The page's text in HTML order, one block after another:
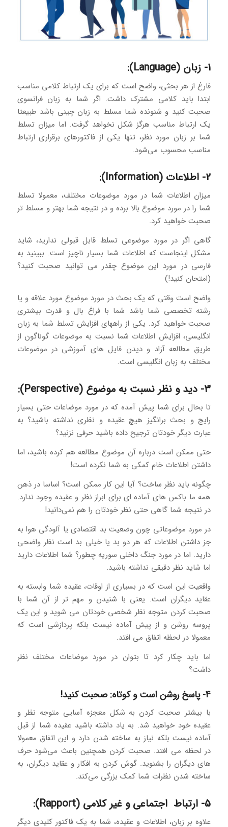
1- زبان (Language):
فارغ از هر بحثی، واضح است که برای یک ارتباط کلامی مناسب
ابتدا باید کلامی مشترک داشت. اگر شما به زبان فرانسوی
صحبت کنید و شنونده شما مسلط به زبان چینی باشد طبیعتا
یک ارتباط مناسب هرگز شکل نخواهد گرفت. اما میزان تسلط
شما بر زبان مورد نظر، تنها یکی از فاکتورهای برقراری ارتباط
مناسب محسوب می‌شود.
2- اطلاعات (Information):
میزان اطلاعات شما در مورد موضوعات مختلف، معمولا تسلط
شما را در مورد موضوع بالا برده و در نتیجه شما بهتر و مسلط تر
صحبت خواهید کرد.
گاهی اگر در مورد موضوعی تسلط قابل قبولی ندارید، شاید
مشکل اینجاست که اطلاعات شما بسیار ناچیز است. ببینید به
فارسی در مورد این موضوع چقدر می توانید صحبت کنید؟
(امتحان کنید!)
واضح است وقتی که یک بحث در مورد موضوع مورد علاقه و یا
رشته تخصصی شما باشد شما با فراغ بال و قدرت بیشتری
صحبت خواهید کرد. یکی از راههای افزایش تسلط شما به زبان
انگلیسی، افزایش اطلاعات شما نسبت به موضوعات گوناگون از
طریق مطالعه آزاد و دیدن فایل های آموزشی در موضوعات
مختلف به زبان انگلیسی است.
3- دید و نظر نسبت به موضوع (Perspective):
تا بحال برای شما پیش آمده که در مورد موضاعات حتی بسیار
رایج و بحث برانگیز هیچ عقیده و نظری نداشته باشید؟ به
عبارت دیگر خودتان ترجیح داده باشید حرفی نزنید؟
حتی ممکن است درباره آن موضوع مطالعه هم کرده باشید، اما
داشتن اطلاعات خام کمکی به شما نکرده است!
چگونه باید نظر ساخت؟ آیا این کار ممکن است؟ اساسا در ذهن
همه ما باکس های آماده ای برای ابراز نظر و عقیده وجود ندارد.
در نتیجه شما گاهی حتی نظر خودتان را هم نمی‌دانید!
در مورد موضوعاتی چون وضعیت بد اقتصادی یا آلودگی هوا به
جز داشتن اطلاعات که هر دو بد یا خیلی بد است نظر واضحی
دارید. اما در مورد جنگ داخلی سوریه چطور؟ شما اطلاعات دارید
اما شاید نظر دقیقی نداشته باشید.
واقعیت این است که در بسیاری از اوقات، عقیده شما وابسته به
عقاید دیگران است. یعنی با شنیدن و مهم تر از آن شما با
صحبت کردن متوجه نظر شخصی خودتان می شوید و این یک
پروسه روشن و از پیش آماده نیست بلکه پردازشی است که
معمولا در لحظه اتفاق می افتد.
اما باید چکار کرد تا بتوان در مورد موضاعات مختلف نظر
داشت؟
4- پاسخ روشن است و کوتاه: صحبت کنید!
با بیشتر صحبت کردن به شکل معجزه آسایی متوجه نظر و
عقیده خود خواهید شد. به یاد داشته باشید عقیده شما از قبل
آماده نیست بلکه نیاز به ساخته شدن دارد و این اتفاق معمولا
در لحظه می افتد. صحبت کردن همچنین باعث می‌شود حرف
های دیگران را بشنوید. گوش کردن به افکار و عقاید دیگران، به
ساخته شدن نظرات شما کمک بزرگی می‌کند.
5- ارتباط اجتماعی و غیر کلامی (Rapport):
علاوه بر زبان، اطلاعات و عقیده، شما به یک فاکتور کلیدی دیگر